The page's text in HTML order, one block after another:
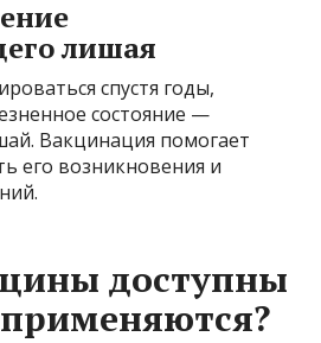
лишая
спустя годы,
состояние —
Вакцинация помогает
его возникновения и
доступны